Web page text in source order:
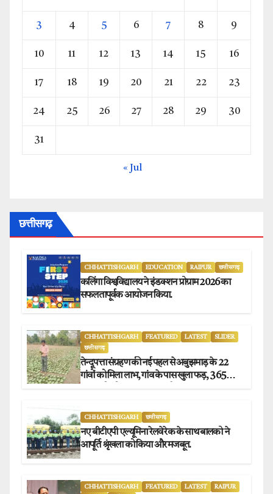
3 4 5 6 7 8 9
10 11 12 13 14 15 16
17 18 19 20 21 22 23
24 25 26 27 28 29 30
31
« Jul
छत्तीसगढ़
CHHATTISHGARH EDUCATION RAIPUR छत्तीसगढ़
कलिंगा विश्वविद्यालय ने इंडक्शन प्रोग्राम 2026 का
सफलतापूर्वक आयोजन किया.
CHHATTISHGARH FEATURED LATEST
SLIDER
छत्तीसगढ़
तेन्दूपत्ता संग्रहण की नई पहल से अबुझमाड़ के 22
गांवों को मिला लाभ, गांव के पास खुला फड़, 365
CHHATTISHGARH छत्तीसगढ़
नए बीटीएपी एल्यूमिना रेलवे रेक के साथ बालको ने
आपूर्ति श्रृंखला को किया और मजबूत.
CHHATTISHGARH FEATURED LATEST
RAIPUR